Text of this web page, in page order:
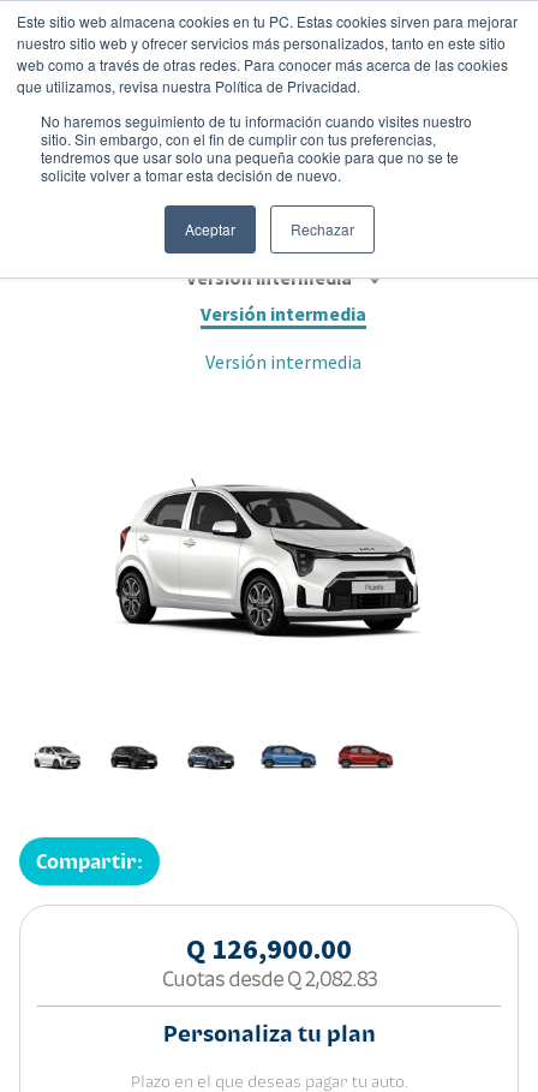
Este sitio web almacena cookies en tu PC. Estas cookies sirven para mejorar
nuestro sitio web y ofrecer servicios más personalizados, tanto en este sitio
web como a través de otras redes. Para conocer más acerca de las cookies
que utilizamos, revisa nuestra Política de Privacidad.
No haremos seguimiento de tu información cuando visites nuestro
sitio. Sin embargo, con el fin de cumplir con tus preferencias,
tendremos que usar solo una pequeña cookie para que no se te
solicite volver a tomar esta decisión de nuevo.
Aceptar Rechazar
KIA PICANTO LX MT 1.2
2026•Gasolina
Versión intermedia
Versión intermedia
Versión intermedia
Compartir:
Q 126,900.00
Cuotas desde Q 2,082.83
Personaliza tu plan
Plazo en el que deseas pagar tu auto.